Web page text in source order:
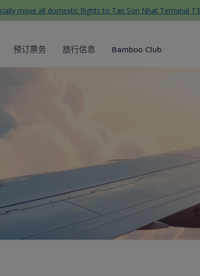
move all domestic flights to Tan Son Nhat Terminal T3
预订票务 旅行信息 Bamboo Club